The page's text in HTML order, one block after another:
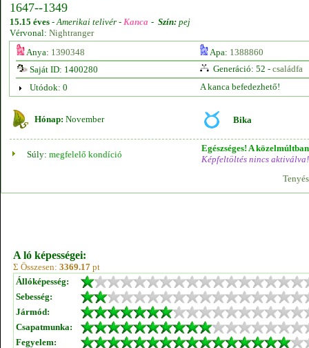
1647--1349
15.15 éves -Amerikai telivér - Kanca - Szín: pej
Vérvonal: Nightranger
Anya: 1390348 Apa: 1388860
Saját ID: 1400280
Generáció: 52 - családfa
Utódok: 0
A kanca befedezhető!
Hónap: November Bika
Súly: megfelelő kondíció
Egészséges! A
Képfeltöltés nincs aktiválva!
A ló képességei:
Σ Összesen: 3369.17 pt
Állóképesség:
Sebesség:
Jármód:
Csapatmunka:
Fegyelem: